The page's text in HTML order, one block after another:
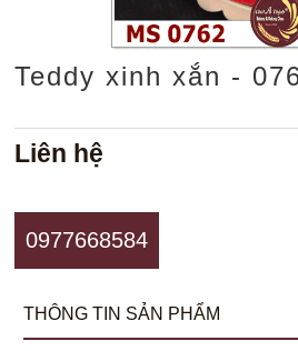
Teddy xinh xắn -
Liên hệ
0977668584
THÔNG TIN SẢN PHẨM